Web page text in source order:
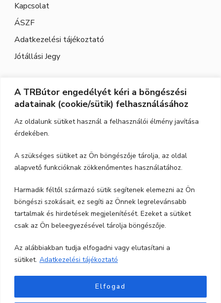
A TRBútor engedélyét kéri a böngészési
adatainak (cookie/sütik) felhasználásához
Az oldalunk sütiket használ a felhasználói élmény javítása
érdekében.
A szükséges sütiket az Ön böngészője tárolja, az oldal
alapvető funkcióknak zökkenőmentes használatához.
Harmadik féltől származó sütik segítenek elemezni az Ön
böngészi szokásait, ez segíti az Önnek legrelevánsabb
tartalmak és hirdetések megjelenítését. Ezeket a sütiket
csak az Ön beleegyezésével tárolja böngészője.
Az alábbiakban tudja elfogadni vagy elutasítani a
sütiket. Adatkezelési tájékoztató
Elfogad
Kapcsolat
ÁSZF
Adatkezelési tájékoztató
Jótállási Jegy
Elérhetőség
Cím: 3526 Miskolc, Szeles utca 71.
Nyitvatartás:
Telefon:06-70-615-6771
email:trbutor1@gmail.com
Minden jog fentartva TRBútor.hu